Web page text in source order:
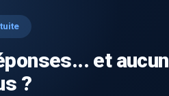
et aucun
?